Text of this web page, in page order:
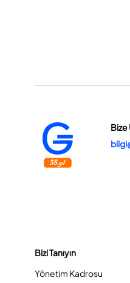
Bize
Bizi Tanıyın
Yönetim Kadrosu